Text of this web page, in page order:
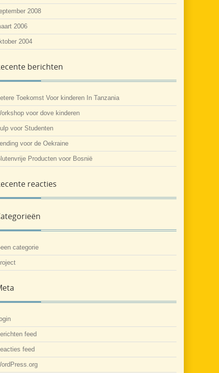
2008
2006
2004
berichten
Toekomst Voor kinderen In Tanzania
voor dove kinderen
voor Studenten
voor de Oekraine
Producten voor Bosnië
reacties
categorie
feed
feed